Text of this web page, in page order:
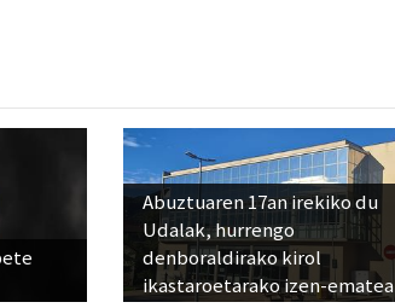
Abuztuaren 17an irekiko du
Udalak, hurrengo
denboraldirako kirol
ikastaroetarako izen-ematea